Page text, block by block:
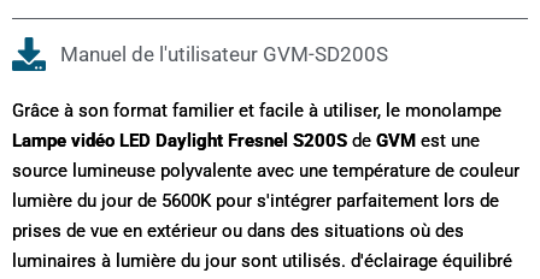
Manuel de l'utilisateur GVM-SD200S
Grâce à son format familier et facile à utiliser, le monolampe
Lampe vidéo LED Daylight Fresnel S200S de GVM est une
source lumineuse polyvalente avec une température de couleur
lumière du jour de 5600K pour s'intégrer parfaitement lors de
prises de vue en extérieur ou dans des situations où des
luminaires à lumière du jour sont utilisés. d'éclairage équilibré